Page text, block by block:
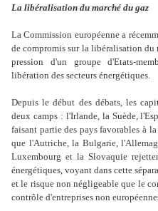
La libéralisation du marché du gaz
La Commission européenne a
de compromis sur la libéralisation du
pression d'un groupe d'Etats-
libération des secteurs énergétiques.
Depuis le début des débats, les
deux camps : l'Irlande, la Suède,
faisant partie des pays favorables à
que l'Autriche, la Bulgarie,
Luxembourg et la Slovaquie
énergétiques, voyant dans cette
et le risque non négligeable que le
contrôle d'entreprises non